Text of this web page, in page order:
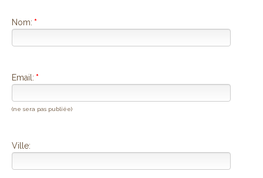
Nom: *
Email: *
(ne sera pas publiée)
Ville: